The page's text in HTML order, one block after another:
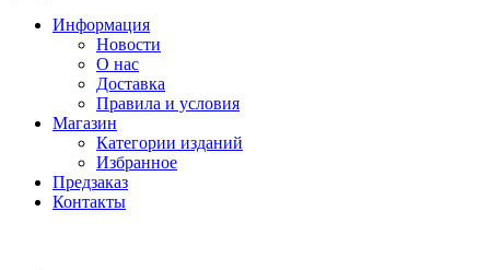
Информация
Новости
О нас
Доставка
Правила и условия
Магазин
Категории изданий
Избранное
Предзаказ
Контакты